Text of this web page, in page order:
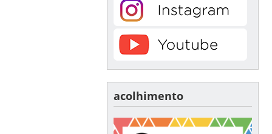
acolhimento